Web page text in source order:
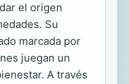
el origen
Su
marcada por
juegan un
A través